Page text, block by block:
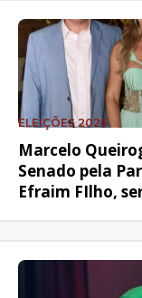
ELEIÇÕES 2026
Marcelo
Senado pela
Efraim FIlho,